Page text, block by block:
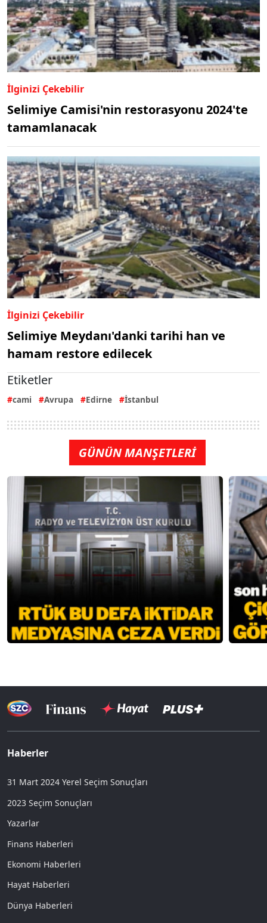
İlginizi Çekebilir
Selimiye Camisi'nin restorasyonu 2024'te
tamamlanacak
İlginizi Çekebilir
Selimiye Meydanı'danki tarihi han ve
hamam restore edilecek
Etiketler
cami Avrupa Edirne İstanbul
GÜNÜN MANŞETLERİ
Haberler
31 Mart 2024 Yerel Seçim Sonuçları
2023 Seçim Sonuçları
Yazarlar
Finans Haberleri
Ekonomi Haberleri
Hayat Haberleri
Dünya Haberleri